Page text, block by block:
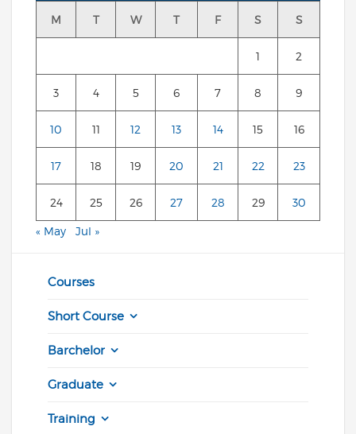
M T W T F S S
1 2
3 4 5 6 7 8 9
10 11 12 13 14 15 16
17 18 19 20 21 22 23
24 25 26 27 28 29 30
« May Jul »
Courses
Short Course
Barchelor
Graduate
Training